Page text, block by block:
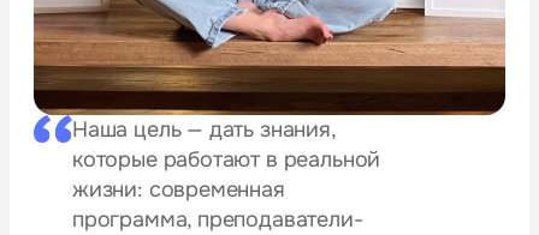
Наша цель — дать знания,
которые работают в реальной
жизни: современная
программа, преподаватели-